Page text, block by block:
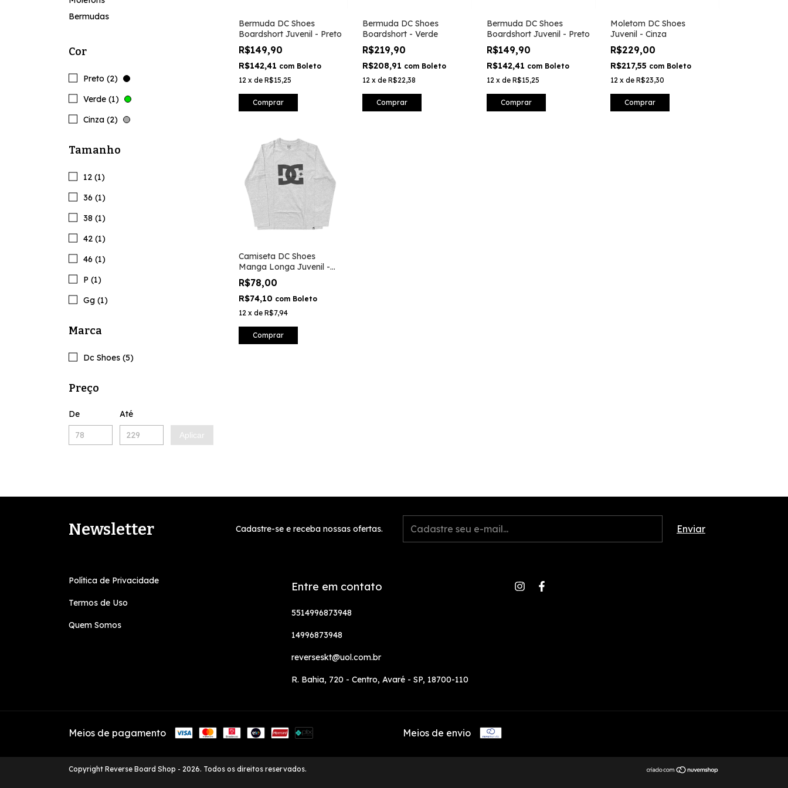
Bermudas
Cor
Preto (2)
Verde (1)
Cinza (2)
Tamanho
12 (1)
36 (1)
38 (1)
42 (1)
46 (1)
P (1)
Gg (1)
Marca
Dc Shoes (5)
Preço
De Até
Aplicar
Bermuda DC Shoes
Boardshort Juvenil - Preto
R$149,90
R$142,41 com Boleto
12 x de R$15,25
Comprar
Bermuda DC Shoes
Boardshort - Verde
R$219,90
R$208,91 com Boleto
12 xdeR$22,38
Comprar
Bermuda DC Shoes
Boardshort Juvenil - Preto
R$149,90
R$142,41 com Boleto
12 x de R$15,25
Comprar
Moletom DC Shoes
Juvenil - Cinza
R$229,00
R$217,55 com Boleto
12 x de R$23,30
Comprar
Camiseta DC Shoes
Manga Longa Juvenil -
Preto
R$78,00
R$74,10 com Boleto
12 x de R$7,94
Comprar
Newsletter Cadastre-se e receba nossas ofertas.
Política de Privacidade
Termos de Uso
Quem Somos
Entre em contato
5514996873948
14996873948
reverseskt@uol.com.br
R. Bahia, 720 - Centro, Avaré - SP, 18700-110
Meios de pagamento Meios de envio
Copyright Reverse Board Shop - 2026. Todos os direitos reservados.